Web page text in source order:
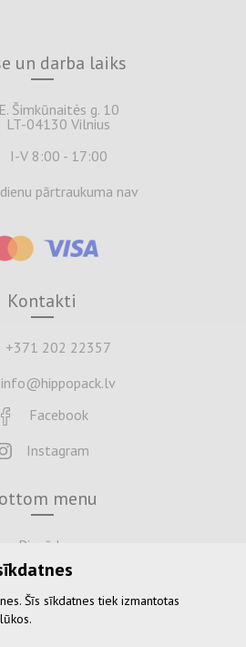
un darba laiks
E. Šimkūnaitės g. 10
LT-04130 Vilnius
I-V 8:00 - 17:00
pārtraukuma nav
Kontakti
+371 202 22357
info@hippopack.lv
Facebook
Instagram
menu
Piegāde
Maksājums
Atgriezties
Šīs sīkdatnes tiek izmantotas